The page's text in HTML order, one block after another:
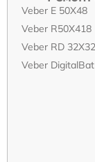
Veber E 50X48
Veber R50X418
Veber RD
Veber